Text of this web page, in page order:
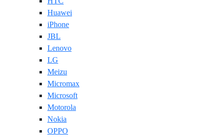
Huawei
iPhone
JBL
Lenovo
LG
Meizu
Micromax
Microsoft
Motorola
Nokia
OPPO